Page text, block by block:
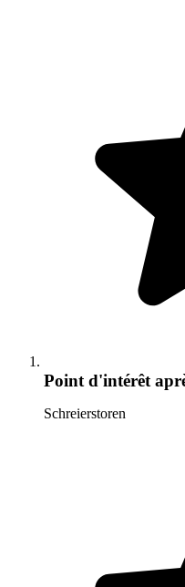
Point d'intérêt
Schreierstoren